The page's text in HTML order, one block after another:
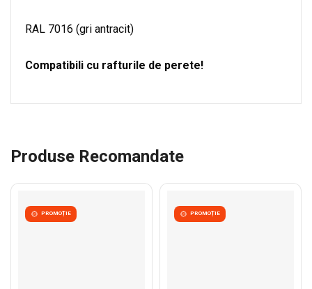
RAL 7016 (gri antracit)
Compatibili cu rafturile de perete!
Produse Recomandate
PROMOȚIE PROMOȚIE